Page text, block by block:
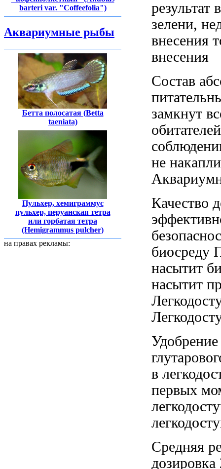
barteri var. "Coffeefolia")
Аквариумные рыбы
Бетта полосатая (Betta
taeniata)
Пульхер, хемиграммус
пульхер, перуанская тетра
или горбатая тетра
(Hemigrammus pulcher)
на правах рекламы:
результат
зелени,
внесения
внесения
Состав
замкнут
не
Качество
биосреду
насытит
насытит
в
первых
Средняя